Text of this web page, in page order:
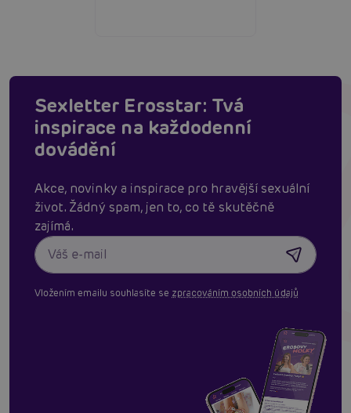
Sexletter Erosstar: Tvá
inspirace na každodenní
dovádění
Akce, novinky a inspirace pro hravější sexuální
život. Žádný spam, jen to, co tě skutěčně
zajímá.
Vložením emailu souhlasíte se zpracováním osobních údajů